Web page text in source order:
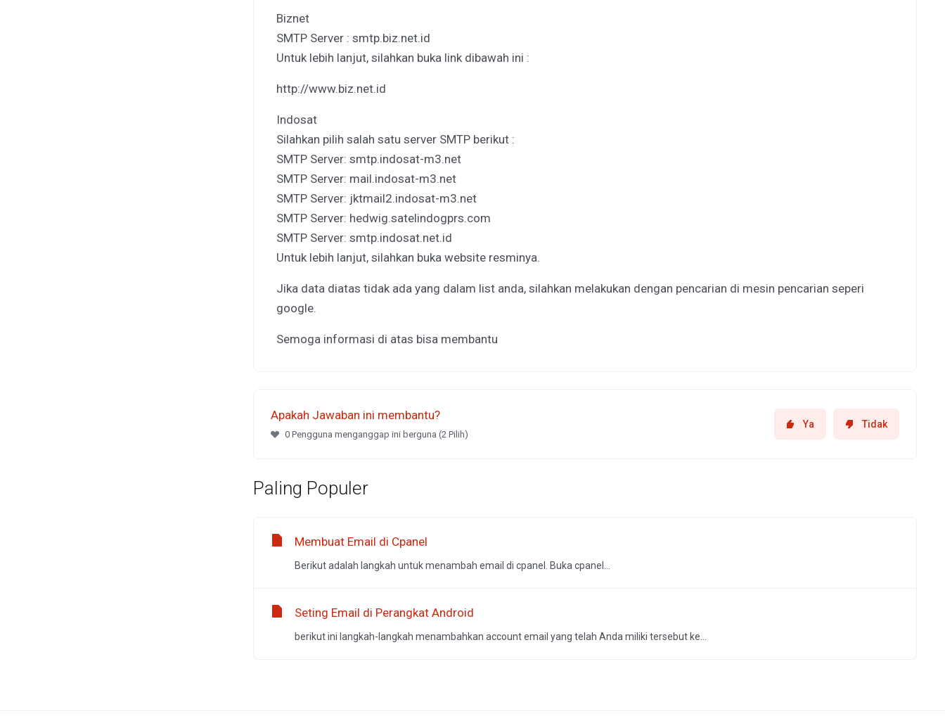
Biznet
SMTP Server : smtp.biz.net.id
Untuk lebih lanjut, silahkan buka link dibawah ini :
http://www.biz.net.id
Indosat
Silahkan pilih salah satu server SMTP berikut :
SMTP Server: smtp.indosat-m3.net
SMTP Server: mail.indosat-m3.net
SMTP Server: jktmail2.indosat-m3.net
SMTP Server: hedwig.satelindogprs.com
SMTP Server: smtp.indosat.net.id
Untuk lebih lanjut, silahkan buka website resminya.
Jika data diatas tidak ada yang dalam list anda, silahkan melakukan dengan pencarian di mesin pencarian seperi
google.
Semoga informasi di atas bisa membantu
Apakah Jawaban ini membantu?
0 Pengguna menganggap ini berguna (2 Pilih)
Ya Tidak
Paling Populer
Membuat Email di Cpanel
Berikut adalah langkah untuk menambah email di cpanel. Buka cpanel...
Seting Email di Perangkat Android
berikut ini langkah-langkah menambahkan account email yang telah Anda miliki tersebut ke...